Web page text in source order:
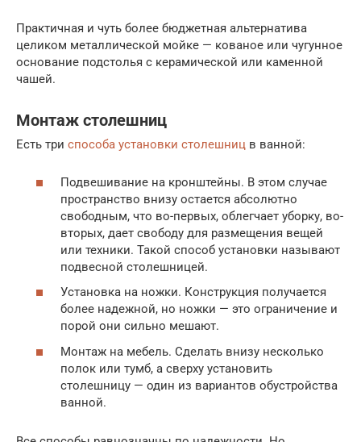
Практичная и чуть более бюджетная альтернатива
целиком металлической мойке — кованое или чугунное
основание подстолья с керамической или каменной
чашей.
Монтаж столешниц
Есть три способа установки столешниц в ванной:
Подвешивание на кронштейны. В этом случае
пространство внизу остается абсолютно
свободным, что во-первых, облегчает уборку, во-
вторых, дает свободу для размещения вещей
или техники. Такой способ установки называют
подвесной столешницей.
Установка на ножки. Конструкция получается
более надежной, но ножки — это ограничение и
порой они сильно мешают.
Монтаж на мебель. Сделать внизу несколько
полок или тумб, а сверху установить
столешницу — один из вариантов обустройства
ванной.